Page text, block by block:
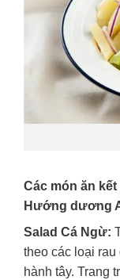
Các món ăn
Hướng dương
Salad Cá Ngừ:
theo các loại
hành tây. Trang